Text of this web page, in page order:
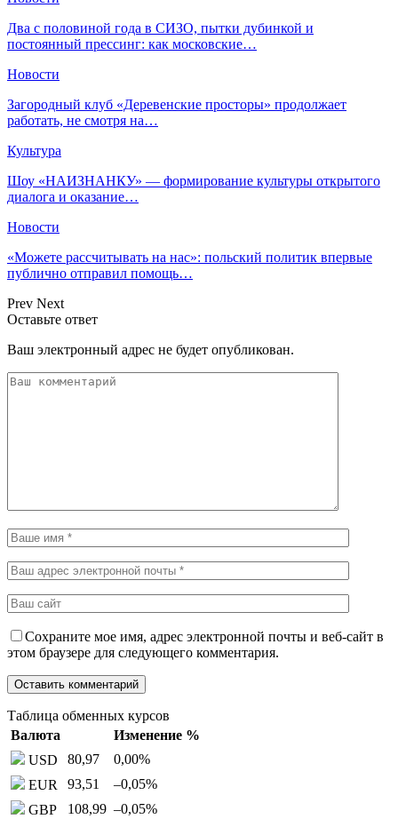
Два с половиной года в СИЗО, пытки дубинкой и
постоянный прессинг: как московские…
Новости
Загородный клуб «Деревенские просторы» продолжает
работать, не смотря на…
Культура
Шоу «НАИЗНАНКУ» — формирование культуры открытого
диалога и оказание…
Новости
«Можете рассчитывать на нас»: польский политик впервые
публично отправил помощь…
Prev Next
Оставьте ответ
Ваш электронный адрес не будет опубликован.
Сохраните мое имя, адрес электронной почты и веб-сайт в
этом браузере для следующего комментария.
Таблица обменных курсов
Валюта
Изменение %
USD
80,97 0,00%
EUR
93,51 –0,05%
GBP
108,99 –0,05%